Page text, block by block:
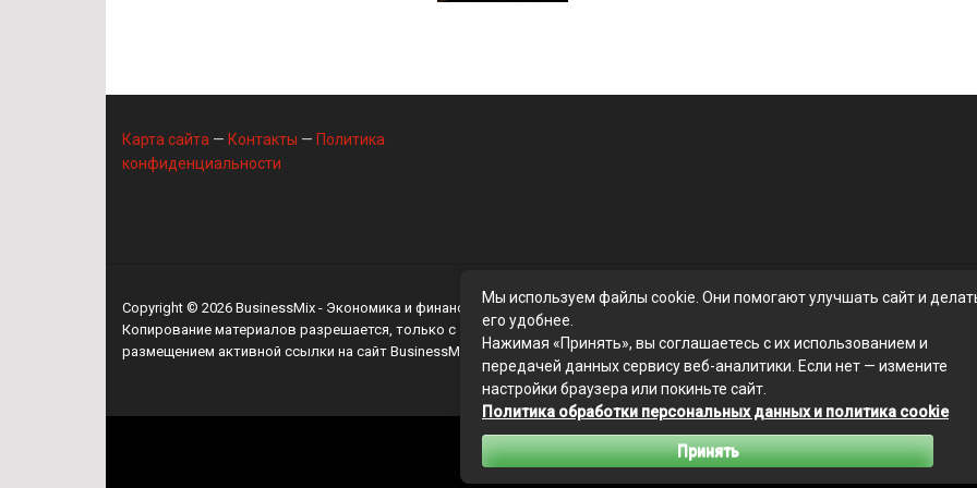
Карта сайта — Контакты — Политика
конфиденциальности
Copyright © 2026 BusinessMix - Экономика и финансы
Копирование материалов разрешается, только с
размещением активной ссылки на сайт BusinessMix
Связаться с редакцией сайта: businessmix.ru@mailwebsite.ru
Политика обработки персональных данных
Мы используем файлы cookie. Они помогают улучшать сайт и
его удобнее.
Нажимая «Принять», вы соглашаетесь с их использованием и
передачей данных сервису веб-аналитики. Если нет — измените
настройки браузера или покиньте сайт.
Политика обработки персональных данных и политика cookie
Принять